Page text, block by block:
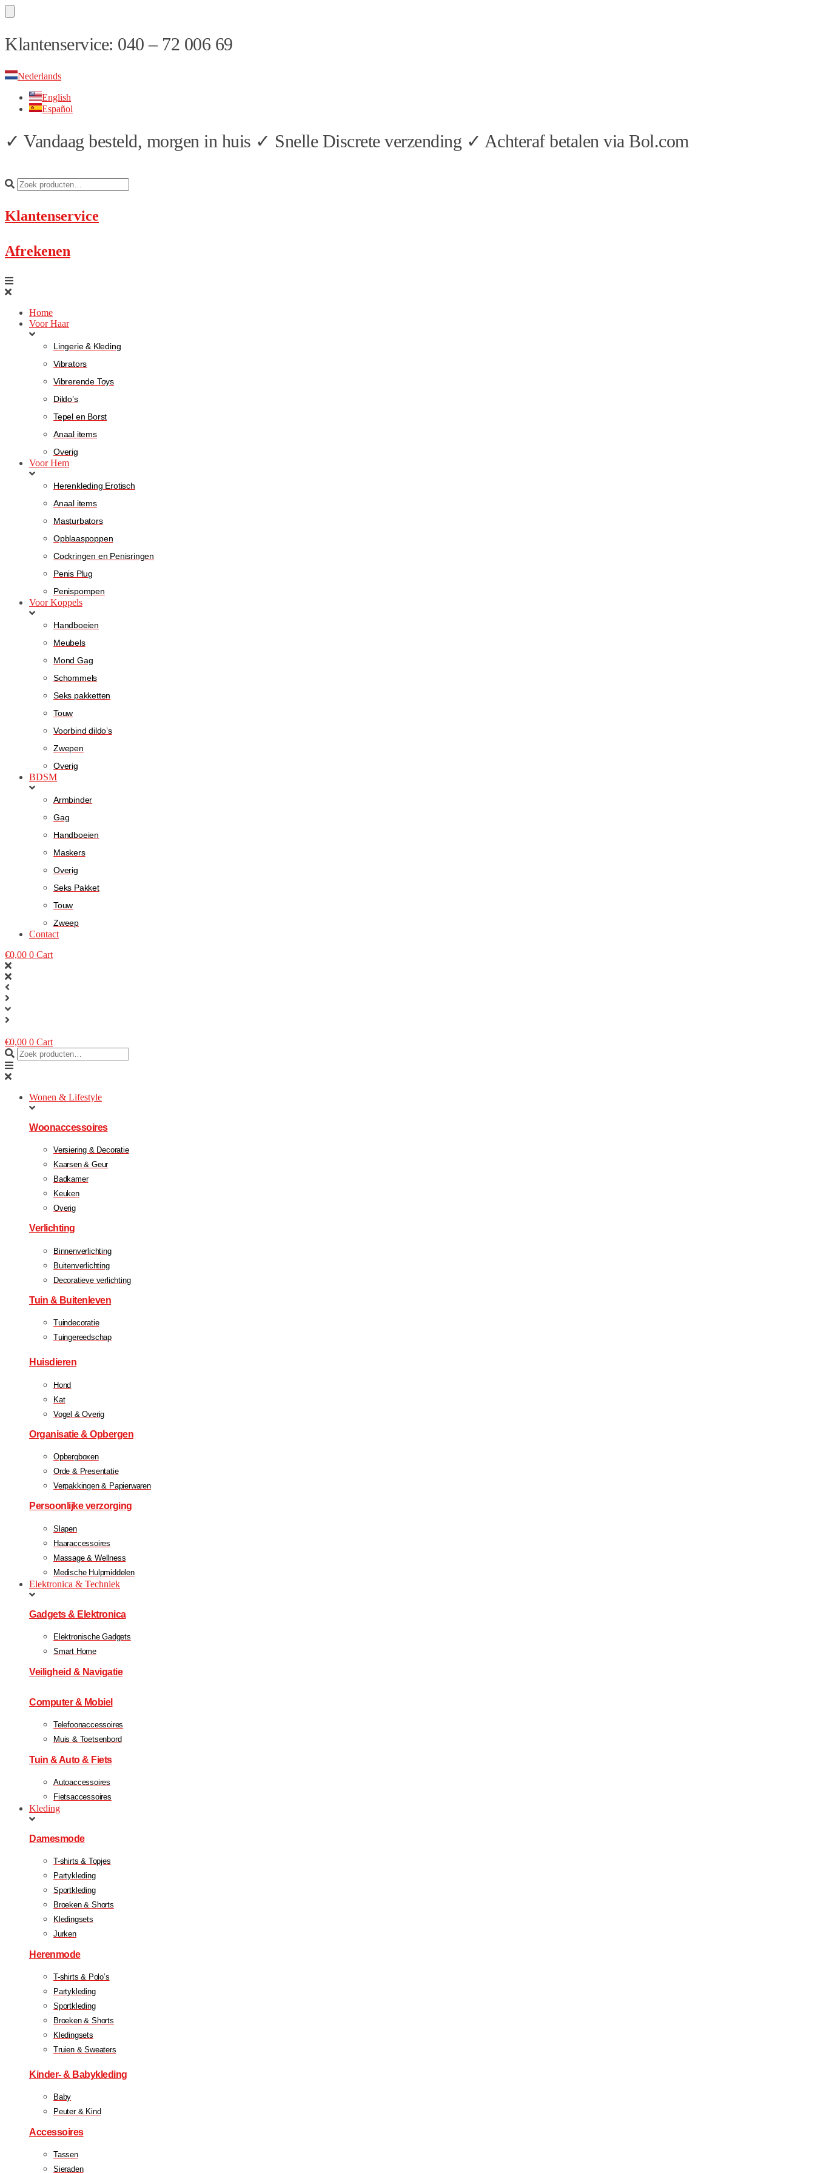
Skip
to
Skip
to
Klantenservice: 040 – 72 006 69
Nederlands
English
Español
✓ Vandaag besteld, morgen in huis ✓ Snelle Discrete verzending ✓ Achteraf betalen via Bol.com
Klantenservice
Afrekenen
Home
Voor Haar
Lingerie & Kleding
Vibrators
Vibrerende Toys
Dildo’s
Tepel en Borst
Anaal items
Overig
Voor Hem
Herenkleding Erotisch
Anaal items
Masturbators
Opblaaspoppen
Cockringen en Penisringen
Penis Plug
Penispompen
Voor Koppels
Handboeien
Meubels
Mond Gag
Schommels
Seks pakketten
Touw
Voorbind dildo’s
Zwepen
Overig
BDSM
Armbinder
Gag
Handboeien
Maskers
Overig
Seks Pakket
Touw
Zweep
Contact
€0,00 0 Cart
€0,00 0 Cart
Wonen & Lifestyle
Woonaccessoires
Versiering & Decoratie
Kaarsen & Geur
Badkamer
Keuken
Overig
Verlichting
Binnenverlichting
Buitenverlichting
Decoratieve verlichting
Tuin & Buitenleven
Tuindecoratie
Tuingereedschap
Huisdieren
Hond
Kat
Vogel & Overig
Organisatie & Opbergen
Opbergboxen
Orde & Presentatie
Verpakkingen & Papierwaren
Persoonlijke verzorging
Slapen
Haaraccessoires
Massage & Wellness
Medische Hulpmiddelen
Elektronica & Techniek
Gadgets & Elektronica
Elektronische Gadgets
Smart Home
Veiligheid & Navigatie
Computer & Mobiel
Telefoonaccessoires
Muis & Toetsenbord
Tuin & Auto & Fiets
Autoaccessoires
Fietsaccessoires
Kleding
Damesmode
T-shirts & Topjes
Partykleding
Sportkleding
Broeken & Shorts
Kledingsets
Jurken
Herenmode
T-shirts & Polo’s
Partykleding
Sportkleding
Broeken & Shorts
Kledingsets
Truien & Sweaters
Kinder- & Babykleding
Baby
Peuter & Kind
Accessoires
Tassen
Sieraden